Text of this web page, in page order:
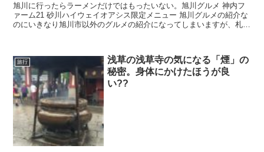
旭川に行ったらラーメンだけではもったいない。旭川グルメ 神内フ
ァーム21 砂川ハイウェイオアシス限定メニュー 旭川グルメの紹介な
のにいきなり旭川市以外のグルメの紹介になってしまいますが、札幌
旅行
浅草の浅草寺の気になる「煙」の
秘密。身体にかけたほうが良
い??